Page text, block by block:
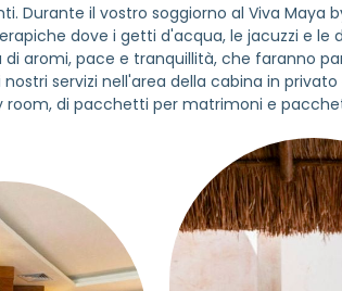
Durante il vostro soggiorno al Viva Maya
dove i getti d'acqua, le jacuzzi e
aromi, pace e tranquillità, che faranno
servizi nell'area della cabina in
room, di pacchetti per matrimoni e